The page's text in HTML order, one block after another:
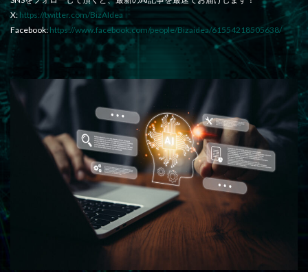
X: https://twitter.com/BizAIdea
Facebook: https://www.facebook.com/people/Bizaidea/61554218505638/